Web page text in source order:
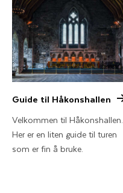
Guide til Håkonshallen
Velkommen til Håkonshallen.
Her er en liten guide til turen
som er fin å bruke.